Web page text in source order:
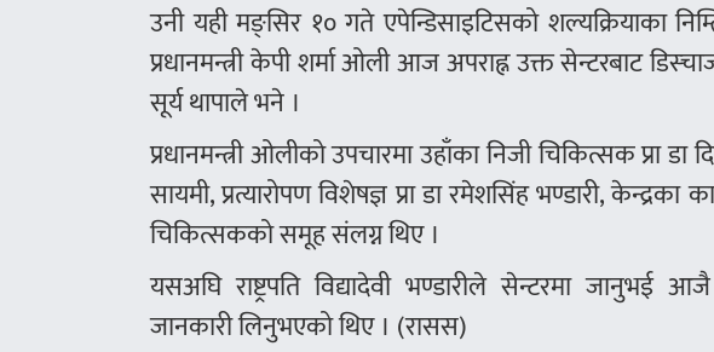
उनी यही मङ्सिर १० गते एपेन्डिसाइटिसको शल्यक्रियाका
प्रधानमन्त्री केपी शर्मा ओली आज अपराह्न उक्त सेन्टरबाट
सूर्य थापाले भने ।
प्रधानमन्त्री ओलीको उपचारमा उहाँका निजी चिकित्सक प्रा डा
सायमी, प्रत्यारोपण विशेषज्ञ प्रा डा रमेशसिंह भण्डारी, केन्द्रका
चिकित्सकको समूह संलग्न थिए ।
यसअघि राष्ट्रपति विद्यादेवी भण्डारीले सेन्टरमा जानुभई
जानकारी लिनुभएको थिए । (रासस)